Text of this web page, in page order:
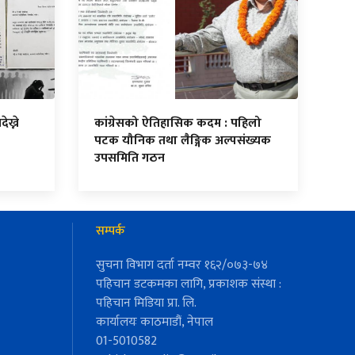
कांग्रेसको ऐतिहासिक कदम : पहिलो
पटक यौनिक तथा लैङ्गिक अल्पसंख्यक
उपसमिति गठन
सम्पर्क
सुचना विभाग दर्ता नम्वर १६२/०७३-७४
पहिचान डटकमका लागि, प्रकाशक संस्था :
पहिचान मिडिया प्रा. लि.
कार्यालयः काठमाडौं, नेपाल
01-5010582